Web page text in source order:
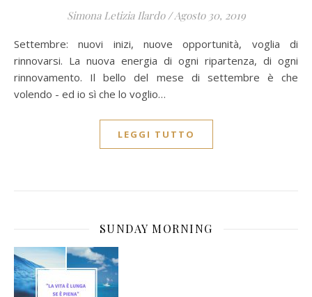
Simona Letizia Ilardo /Agosto 30, 2019
Settembre: nuovi inizi, nuove opportunità, voglia di
rinnovarsi. La nuova energia di ogni ripartenza, di ogni
rinnovamento. Il bello del mese di settembre è che
volendo - ed io sì che lo voglio…
LEGGI TUTTO
SUNDAY MORNING